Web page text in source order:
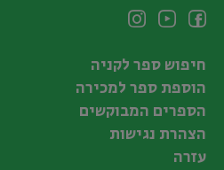
חיפוש ספר לקניה
הוספת ספר למכירה
הספרים המבוקשים
הצהרת נגישות
עזרה